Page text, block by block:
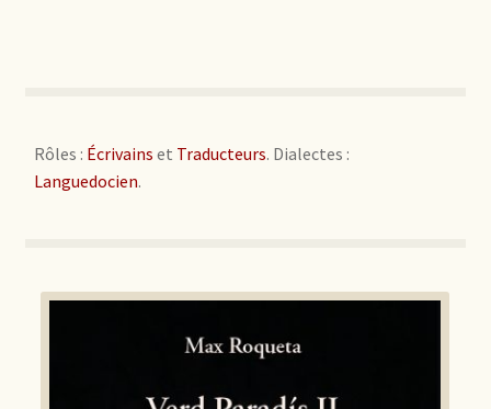
Rôles : Écrivains et Traducteurs. Dialectes :
Languedocien.